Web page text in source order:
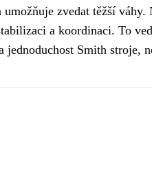
zvedat těžší
a koordinaci. To
jednoduchost Smith stroje,